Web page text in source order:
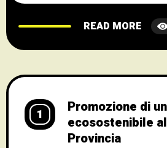
Regione, nel corso della
Galleria Nazionale di
READ MORE
1
Promozione di
ecosostenibile
Provincia